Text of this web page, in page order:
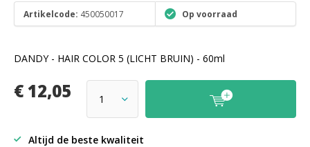
Artikelcode: 450050017 Op voorraad
DANDY - HAIR COLOR 5 (LICHT BRUIN) - 60ml
€ 12,05
Altijd de beste kwaliteit